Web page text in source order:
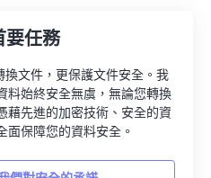
要任務
文件，更保護文件安全。我
料始終安全無虞，無論您轉換
藉先進的加密技術、安全的資
面保障您的資料安全。